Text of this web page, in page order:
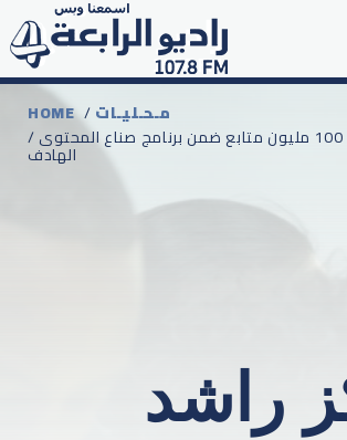
HOME /مـحـليـات
/ مقر المؤثرين وميتا يقودان دعماً لمركز راشد لأصحاب الهمم بمشاركة 30 صانع محتوى يتابعهم أكثر من 100 مليون متابع ضمن برنامج صناع المحتوى
الهادف
راشد